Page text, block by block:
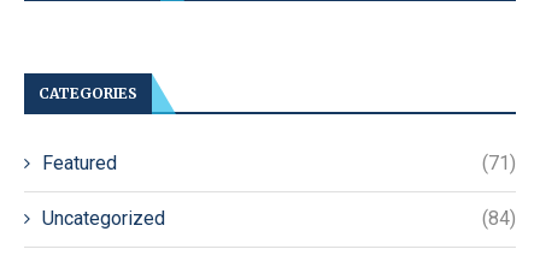
CATEGORIES
Featured (71)
Uncategorized (84)